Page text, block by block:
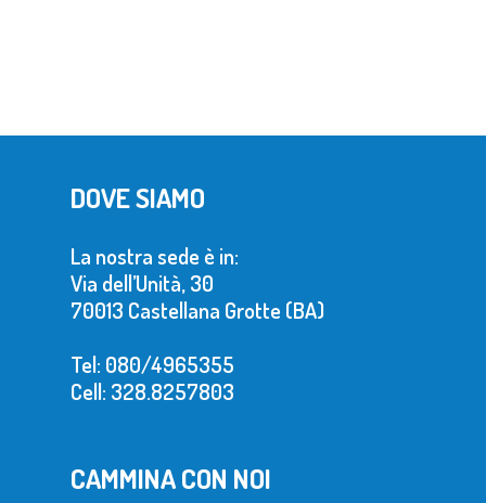
DOVE SIAMO
La nostra sede è in:
Via dell’Unità, 30
70013 Castellana Grotte (BA)
Tel: 080/4965355
Cell: 328.8257803
CAMMINA CON NOI